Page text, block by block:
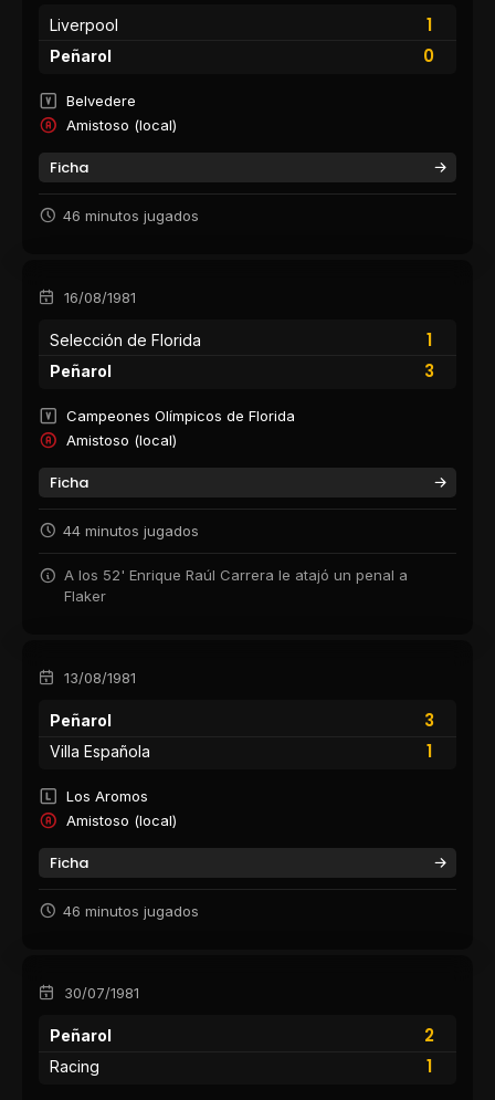
Liverpool
1
0
Peñarol
Belvedere
Amistoso (local)
Ficha
46 minutos jugados
16/08/1981
Selección de Florida
1
3
Peñarol
Campeones Olímpicos de Florida
Amistoso (local)
Ficha
44 minutos jugados
A los 52' Enrique Raúl Carrera le atajó un penal a
Flaker
13/08/1981
Peñarol
3
1
Villa Española
Los Aromos
Amistoso (local)
Ficha
46 minutos jugados
30/07/1981
Peñarol
2
1
Racing